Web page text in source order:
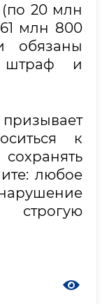
20 млн
млн 800
обязаны
штраф и
к
любое